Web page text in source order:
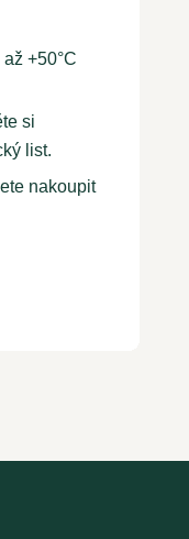
+50°C
si
list.
nakoupit